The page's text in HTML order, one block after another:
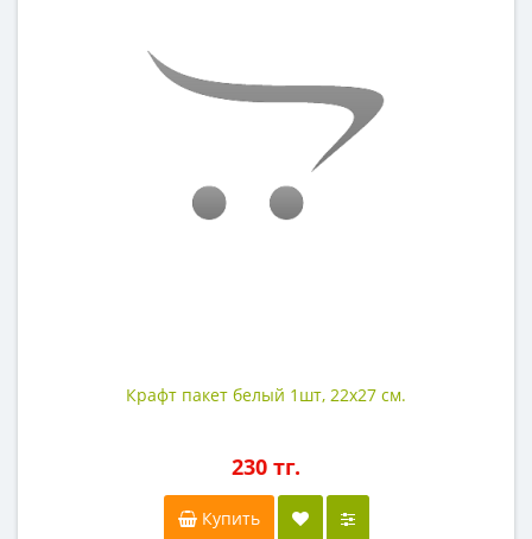
Крафт пакет белый 1шт, 22х27 см.
230 тг.
Купить